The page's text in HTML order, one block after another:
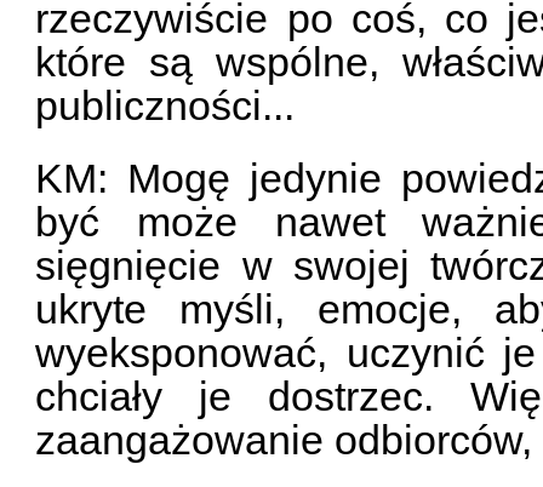
rzeczywiście po coś, co
które są wspólne,
publiczności...
KM: Mogę jedynie
być może nawet
sięgnięcie w swojej
ukryte myśli, emocje,
wyeksponować, uczynić
chciały je dostrzec.
zaangażowanie